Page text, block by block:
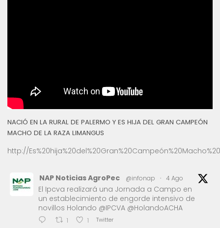
NACIÓ EN LA RURAL DE PALERMO Y ES HIJA DEL GRAN CAMPEÓN
MACHO DE LA RAZA LIMANGUS
http://
NAP Noticias AgroPec @infonap · 4 Ago
El Ipcva realizará una Jornada a Campo en
un establecimiento de engorde intensivo de
novillos Holando @IPCVA @HolandoACHA
1 1 Twitter